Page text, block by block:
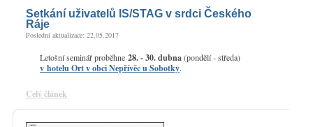
Setkání uživatelů IS/STAG v srdci Českého
Ráje
Poslední aktualizace: 22.05.2017
Letošní seminář proběhne 28. - 30. dubna(pondělí - středa)
v hotelu Ort v obci Nepřívěc u Sobotky.
Celý článek